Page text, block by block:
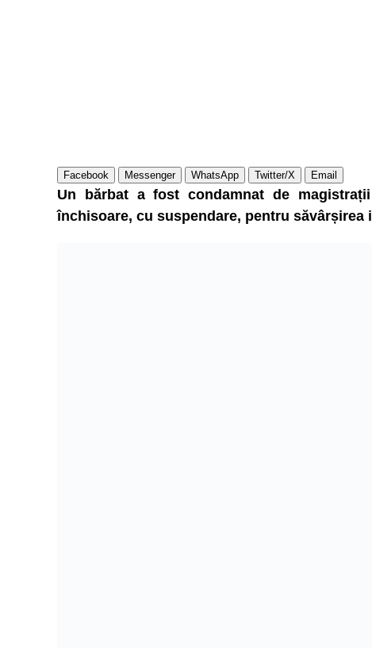
Facebook Messenger WhatsApp Twitter/X Email
Un bărbat a fost condamnat de
închisoare, cu suspendare, pentru săvârșirea